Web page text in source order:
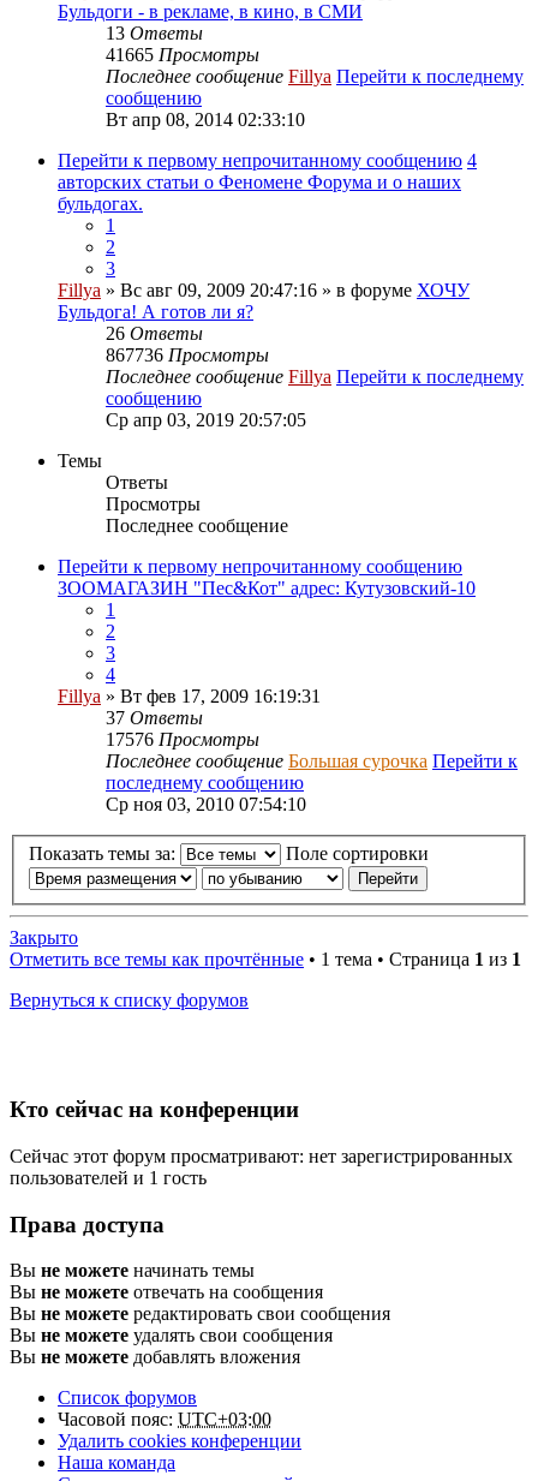
Бульдоги - в рекламе, в кино, в СМИ
13 Ответы
41665 Просмотры
Последнее сообщение Fillya Перейти к последнему
сообщению
Вт апр 08, 2014 02:33:10
Перейти к первому непрочитанному сообщению 4
авторских статьи о Феномене Форума и о наших
бульдогах.
1
2
3
Fillya » Вс авг 09, 2009 20:47:16 » в форуме ХОЧУ
Бульдога! А готов ли я?
26 Ответы
867736 Просмотры
Последнее сообщение Fillya Перейти к последнему
сообщению
Ср апр 03, 2019 20:57:05
Темы
Ответы
Просмотры
Последнее сообщение
Перейти к первому непрочитанному сообщению
ЗООМАГАЗИН "Пес&Кот" адрес: Кутузовский-10
1
2
3
4
Fillya » Вт фев 17, 2009 16:19:31
37 Ответы
17576 Просмотры
Последнее сообщение Большая сурочка Перейти к
последнему сообщению
Ср ноя 03, 2010 07:54:10
Показать темы за: Поле сортировки
Закрыто
Отметить все темы как прочтённые • 1 тема • Страница 1 из 1
Вернуться к списку форумов
Кто сейчас на конференции
Сейчас этот форум просматривают: нет зарегистрированных
пользователей и 1 гость
Права доступа
Вы не можете начинать темы
Вы не можете отвечать на сообщения
Вы не можете редактировать свои сообщения
Вы не можете удалять свои сообщения
Вы не можете добавлять вложения
Список форумов
Часовой пояс: UTC+03:00
Удалить cookies конференции
Наша команда